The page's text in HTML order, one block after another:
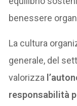
benessere
La cultura
generale, del
valorizza
responsabilità